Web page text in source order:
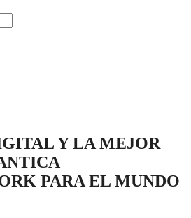
Y LA MEJOR
PARA EL MUNDO